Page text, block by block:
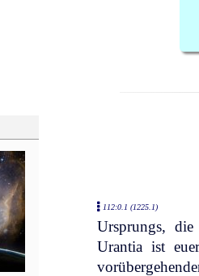
112:0.1 (1225.1)
Ursprungs,
Urantia ist